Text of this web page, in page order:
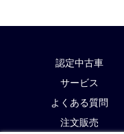
認定中古車
サービス
よくある質問
注文販売